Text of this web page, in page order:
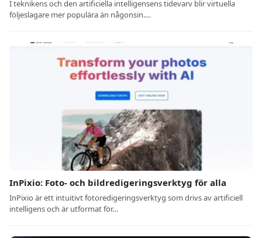
I teknikens och den artificiella intelligensens tidevarv blir virtuella
följeslagare mer populära än någonsin.…
InPixio: Foto- och bildredigeringsverktyg för alla
InPixio är ett intuitivt fotoredigeringsverktyg som drivs av artificiell
intelligens och är utformat för…